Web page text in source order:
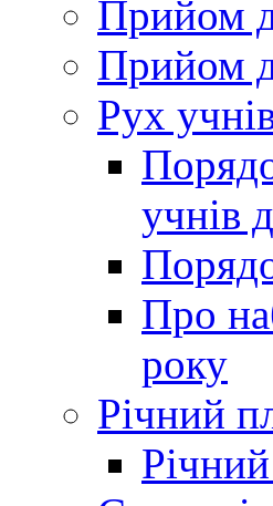
Прийом
Прийом
Рух
учнів
Про
року
Річний